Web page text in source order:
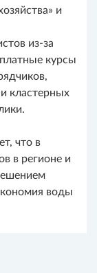
и
из-за
курсы
кластерных
что в
в регионе и
воды